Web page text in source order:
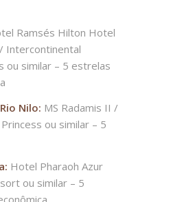
Ramsés Hilton Hotel
Intercontinental
ou similar – 5 estrelas
Nilo: MS Radamis II /
ou similar – 5
Hotel Pharaoh Azur
ou similar – 5